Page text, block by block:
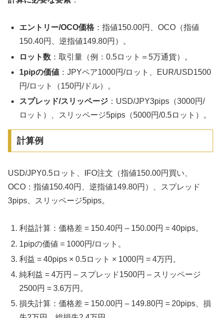
エントリー/OCO価格 ：指値150.00円、OCO（指値
150.40円、逆指値149.80円）。
ロット数 ：取引量（例：0.5ロット＝5万通貨）。
1pipの価値 ：JPYペア1000円/ロット、EUR/USD1500
円/ロット（150円/ドル）。
スプレッド/スリッページ ：USD/JPY3pips（3000円/
ロット）、スリッページ5pips（5000円/0.5ロット）。
計算例
USD/JPY0.5ロット、IFO注文（指値150.00円買い、
OCO：指値150.40円、逆指値149.80円）、スプレッド
3pips、スリッページ5pips。
利益計算：価格差 = 150.40円 – 150.00円 = 40pips。
1pipの価値 = 1000円/ロット。
利益 = 40pips × 0.5ロット × 1000円 = 4万円。
純利益 = 4万円 – スプレッド1500円 – スリッページ
2500円 = 3.6万円。
損失計算：価格差 = 150.00円 – 149.80円 = 20pips、損